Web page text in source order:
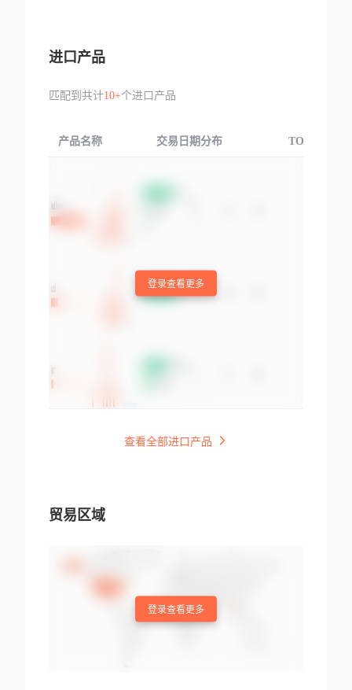
进口产品
匹配到共计10+个进口产品
产品名称 交易日期分布 TOP3交易国
登录查看更多
查看全部进口产品
贸易区域
登录查看更多